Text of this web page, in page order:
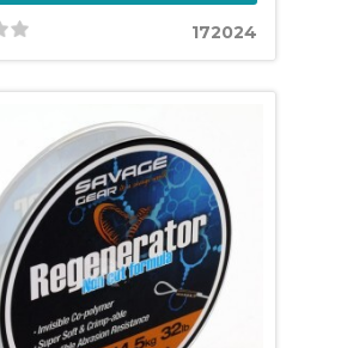
172024